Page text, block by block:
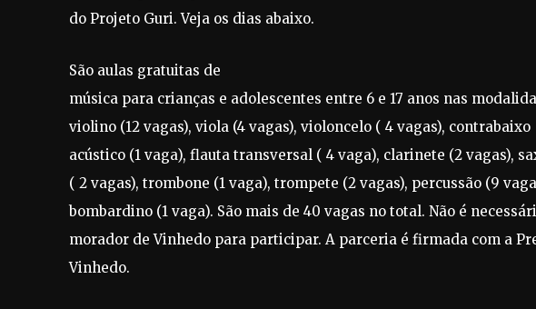
do Projeto Guri. Veja os dias abaixo.
São aulas gratuitas de
música para crianças e adolescentes entre 6 e 17 anos nas
violino (12 vagas), viola (4 vagas), violoncelo ( 4 vagas), contrabaixo
acústico (1 vaga), flauta transversal ( 4 vaga), clarinete (2 vagas),
( 2 vagas), trombone (1 vaga), trompete (2 vagas), percussão (9
bombardino (1 vaga). São mais de 40 vagas no total. Não é
morador de Vinhedo para participar. A parceria é firmada com a
Vinhedo.